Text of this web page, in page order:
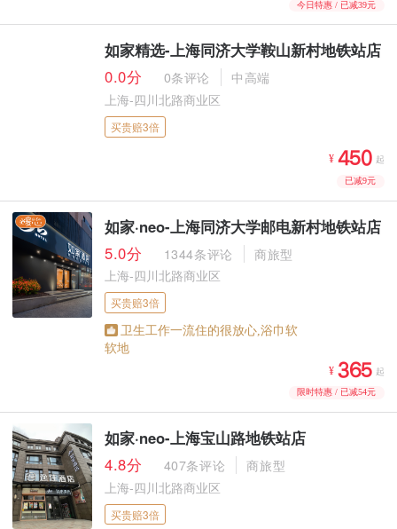
今日特惠 / 已减39元
如家精选-上海同济大学鞍山新村地铁站店
0.0分
0条评论
中高端
上海-四川北路商业区
买贵赔3倍
¥  起
已减9元
如家·neo-上海同济大学邮电新村地铁站店
5.0分
1344条评论
商旅型
上海-四川北路商业区
买贵赔3倍
卫生工作一流住的很放心,浴巾软
软地
¥  起
限时特惠 / 已减54元
如家·neo-上海宝山路地铁站店
4.8分
407条评论
商旅型
上海-四川北路商业区
买贵赔3倍